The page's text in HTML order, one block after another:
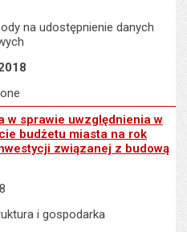
na udostępnienie danych
uwzględnienia w
w sprawie uwzględnienia w
budżetu miasta na rok
związanej z budową
i gospodarka